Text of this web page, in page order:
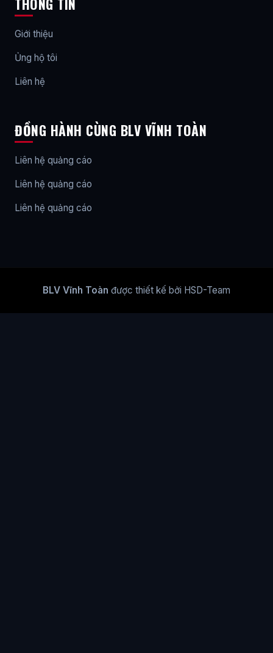
THÔNG TIN
Giới thiệu
Ủng hộ tôi
Liên hệ
ĐỒNG HÀNH CÙNG BLV VĨNH TOÀN
Liên hệ quảng cáo
Liên hệ quảng cáo
Liên hệ quảng cáo
BLV Vĩnh Toàn được thiết kế bởi HSD-Team